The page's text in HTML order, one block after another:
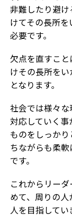
非難したり避
けてその長所
必要です。
欠点を直すこ
けその長所を
となります。
社会では様々
対応していく
ものをしっか
ちながらも柔
です。
これからリー
めて、周りの
人を目指してい